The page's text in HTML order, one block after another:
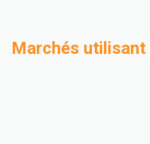
Marchés